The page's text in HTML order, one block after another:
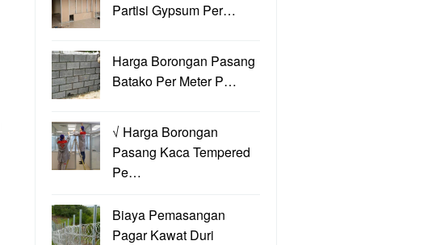
Partisi Gypsum Per…
Harga Borongan Pasang
Batako Per Meter P…
√ Harga Borongan
Pasang Kaca Tempered
Pe…
Biaya Pemasangan
Pagar Kawat Duri